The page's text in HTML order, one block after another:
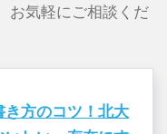
お気軽にご相談くだ
き方のコツ！北大